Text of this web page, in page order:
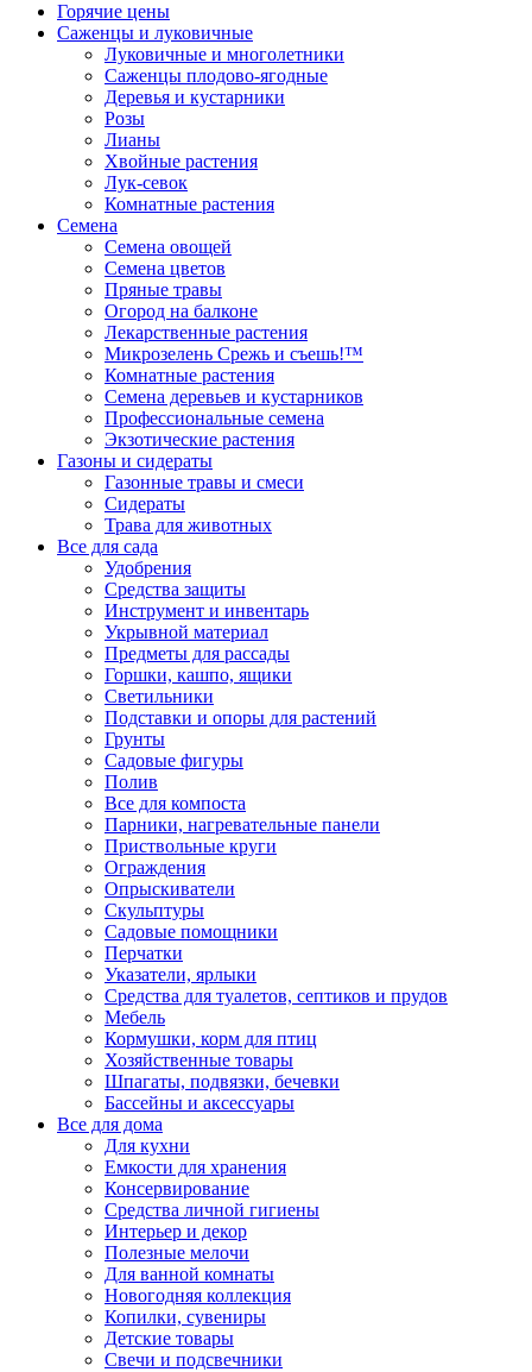
Горячие цены
Саженцы и луковичные
Луковичные и многолетники
Саженцы плодово-ягодные
Деревья и кустарники
Розы
Лианы
Хвойные растения
Лук-севок
Комнатные растения
Семена
Семена овощей
Семена цветов
Пряные травы
Огород на балконе
Лекарственные растения
Микрозелень Срежь и съешь!™
Комнатные растения
Семена деревьев и кустарников
Профессиональные семена
Экзотические растения
Газоны и сидераты
Газонные травы и смеси
Сидераты
Трава для животных
Все для сада
Удобрения
Средства защиты
Инструмент и инвентарь
Укрывной материал
Предметы для рассады
Горшки, кашпо, ящики
Светильники
Подставки и опоры для растений
Грунты
Садовые фигуры
Полив
Все для компоста
Парники, нагревательные панели
Приствольные круги
Ограждения
Опрыскиватели
Скульптуры
Садовые помощники
Перчатки
Указатели, ярлыки
Средства для туалетов, септиков и прудов
Мебель
Кормушки, корм для птиц
Хозяйственные товары
Шпагаты, подвязки, бечевки
Бассейны и аксессуары
Все для дома
Для кухни
Емкости для хранения
Консервирование
Средства личной гигиены
Интерьер и декор
Полезные мелочи
Для ванной комнаты
Новогодняя коллекция
Копилки, сувениры
Детские товары
Свечи и подсвечники